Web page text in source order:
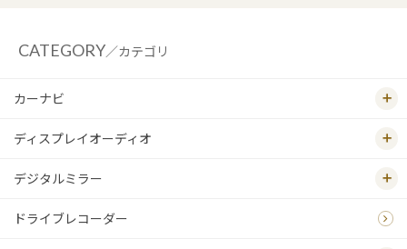
CATEGORY／カテゴリ
カーナビ
ディスプレイオーディオ
デジタルミラー
ドライブレコーダー